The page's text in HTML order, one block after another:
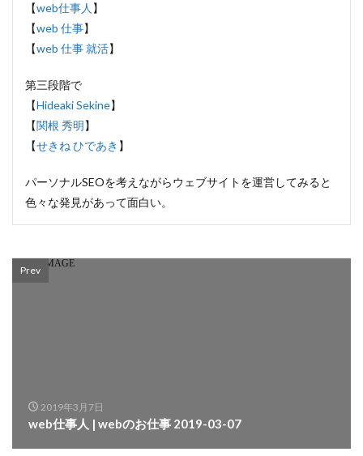
【web仕事人 】
【web 仕事】
【web 仕事 就活】
第三段階で
【Hideaki Sekine】
【関根 秀明】
【せきね ひであき 】
パーソナルSEOを考えながらウェブサイトを運営してみると
色々な発見があって面白い。
Prev
2019年3月7日
web仕事人 | webのお仕事 2019-03-07